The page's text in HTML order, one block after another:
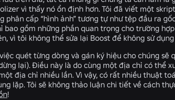
vì thấy nó ổn định hơn. Tôi đã viết một
cấp “hình ảnh” tương tự như tệp đầu ra
gồm những phần quan trọng cho trường
vì tôi không thể sửa lại Boost để không sử
quét từng dòng và gán ký hiệu cho chúng sẽ
lại). Điều này là do cùng một địa chỉ có thể
địa chỉ nhiều lần. Vì vậy, có rất nhiều thuật
lặp. Tôi sẽ không thảo luận chi tiết về cách
!